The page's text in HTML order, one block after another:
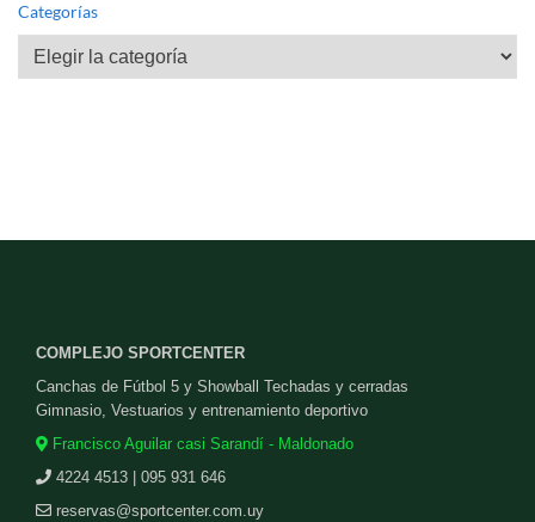
Categorías
Categorías
COMPLEJO SPORTCENTER
Canchas de Fútbol 5 y Showball Techadas y cerradas
Gimnasio, Vestuarios y entrenamiento deportivo
Francisco Aguilar casi Sarandí - Maldonado
4224 4513 | 095 931 646
reservas@sportcenter.com.uy